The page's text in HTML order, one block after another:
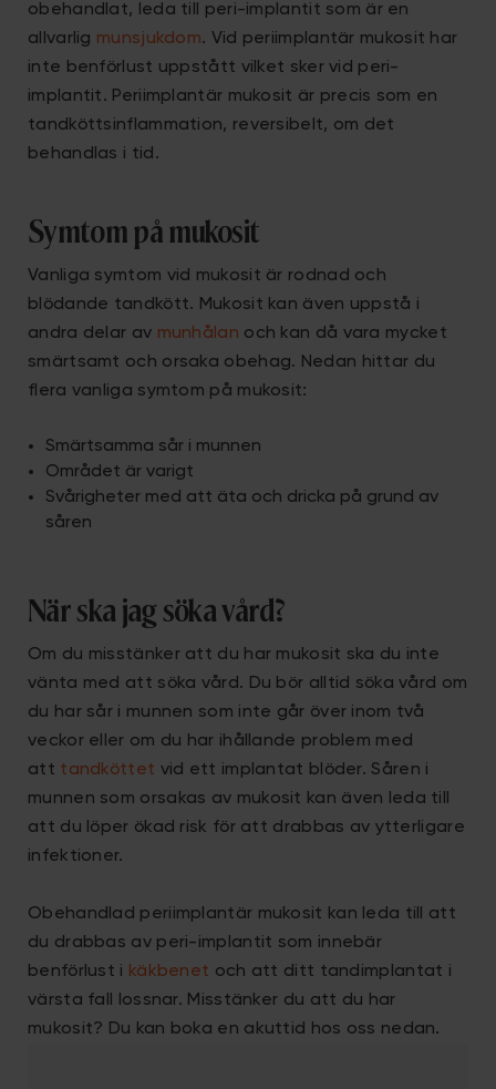
obehandlat, leda till peri-implantit som är en
allvarlig munsjukdom. Vid periimplantär mukosit har
inte benförlust uppstått vilket sker vid peri-
implantit. Periimplantär mukosit är precis som en
tandköttsinflammation, reversibelt, om det
behandlas i tid.
Symtom på mukosit
Vanliga symtom vid mukosit är rodnad och
blödande tandkött. Mukosit kan även uppstå i
andra delar av munhålan och kan då vara mycket
smärtsamt och orsaka obehag. Nedan hittar du
flera vanliga symtom på mukosit:
Smärtsamma sår i munnen
Området är varigt
Svårigheter med att äta och dricka på grund av
såren
När ska jag söka vård?
Om du misstänker att du har mukosit ska du inte
vänta med att söka vård. Du bör alltid söka vård om
du har sår i munnen som inte går över inom två
veckor eller om du har ihållande problem med
att tandköttet vid ett implantat blöder. Såren i
munnen som orsakas av mukosit kan även leda till
att du löper ökad risk för att drabbas av ytterligare
infektioner.
Obehandlad periimplantär mukosit kan leda till att
du drabbas av peri-implantit som innebär
benförlust i käkbenet och att ditt tandimplantat i
värsta fall lossnar. Misstänker du att du har
mukosit? Du kan boka en akuttid hos oss nedan.